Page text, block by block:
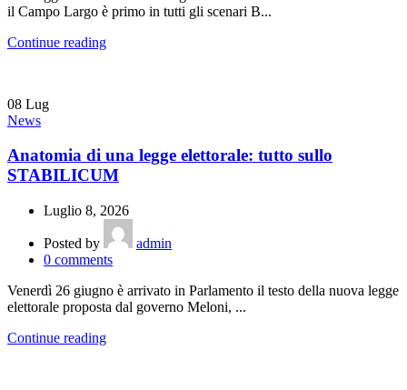
il Campo Largo è primo in tutti gli scenari B...
Continue reading
08 Lug
News
Anatomia di una legge elettorale: tutto sullo
STABILICUM
Luglio 8, 2026
Posted by
admin
0 comments
Venerdì 26 giugno è arrivato in Parlamento il testo della nuova legge
elettorale proposta dal governo Meloni, ...
Continue reading